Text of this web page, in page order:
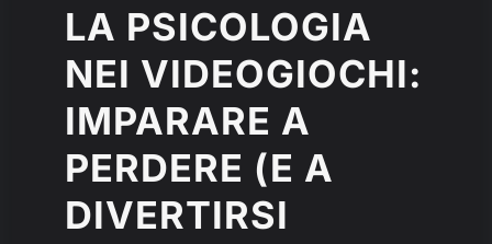
LA PSICOLOGIA
NEI VIDEOGIOCHI:
IMPARARE A
PERDERE (E A
DIVERTIRSI